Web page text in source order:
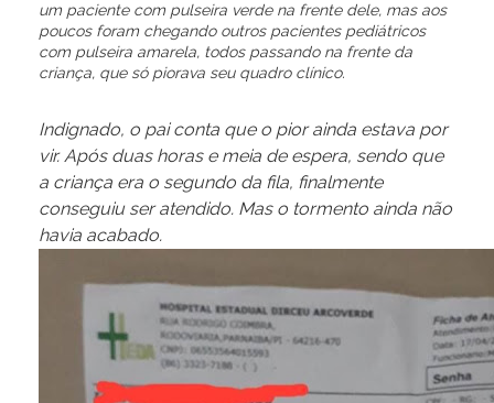
um paciente com pulseira verde na frente dele, mas aos
poucos foram chegando outros pacientes pediátricos
com pulseira amarela, todos passando na frente da
criança, que só piorava seu quadro clínico.
Indignado, o pai conta que o pior ainda estava por
vir. Após duas horas e meia de espera, sendo que
a criança era o segundo da fila, finalmente
conseguiu ser atendido. Mas o tormento ainda não
havia acabado.